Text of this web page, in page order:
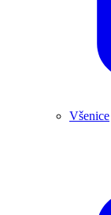
Všenice